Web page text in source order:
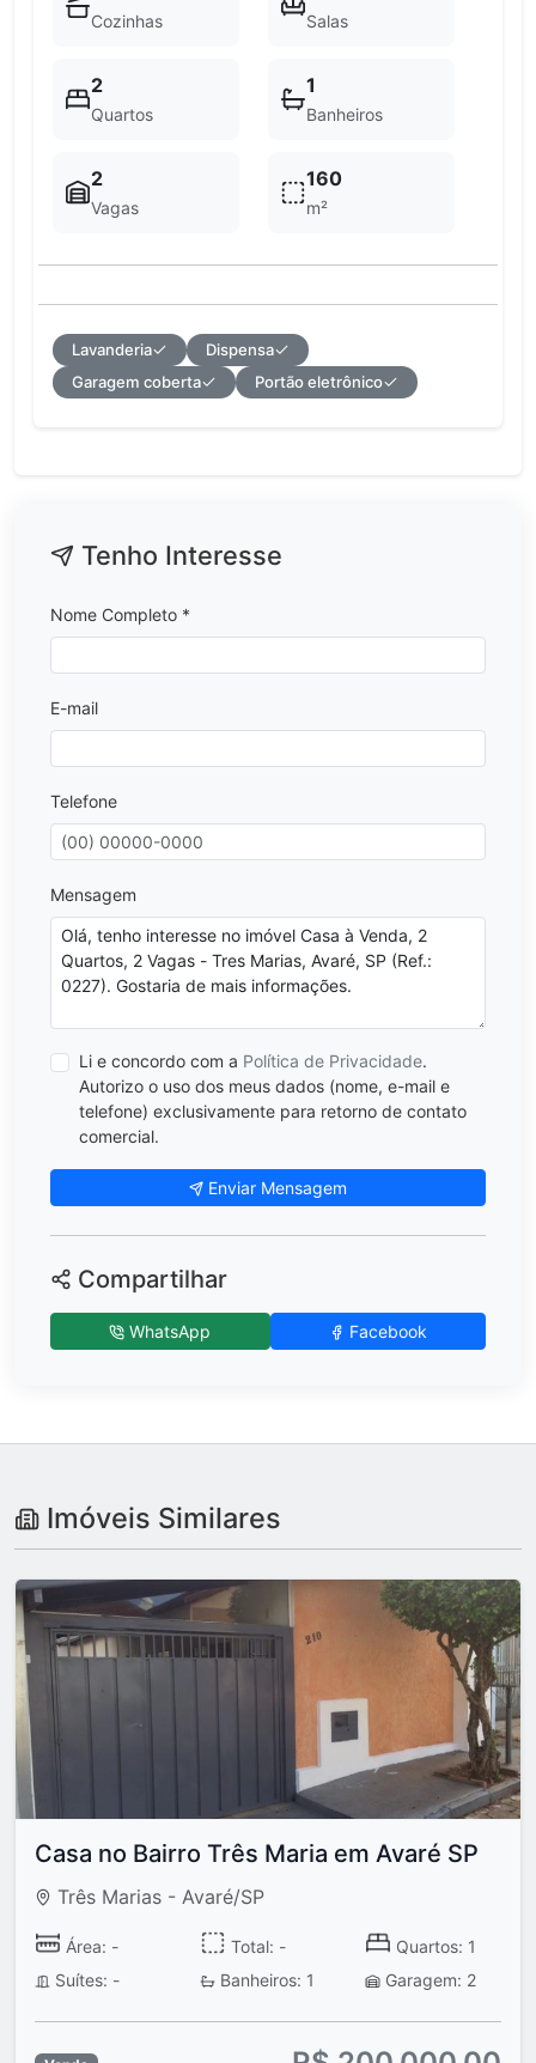
Cozinhas Salas
2
Quartos
1
Banheiros
2
Vagas
160
m²
Lavanderia
Dispensa
Garagem coberta
Portão eletrônico
Tenho Interesse
Nome Completo *
E-mail
Telefone
Mensagem
Li e concordo com a Política de Privacidade.
Autorizo o uso dos meus dados (nome, e-mail e
telefone) exclusivamente para retorno de contato
comercial.
Enviar Mensagem
Compartilhar
WhatsApp Facebook
Imóveis Similares
Casa no Bairro Três Maria em Avaré SP
Três Marias - Avaré/SP
Área: - Total: -
Quartos: 1
Suítes: -
Banheiros: 1 Garagem: 2